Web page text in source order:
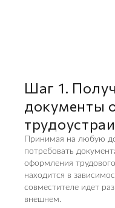
Шаг 1.
документы
Принимая на любую
потребовать
оформления
находится в
совместителе идет
внешнем.